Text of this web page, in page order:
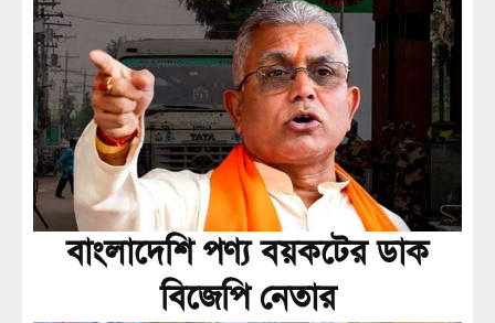
বাংলাদেশি পণ্য বয়কটের ডাক
বিজেপি নেতার